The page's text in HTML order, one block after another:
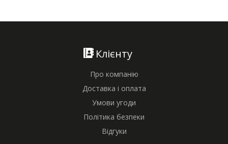
Клієнту
Про компанію
Доставка і оплата
Умови угоди
Політика безпеки
Відгуки